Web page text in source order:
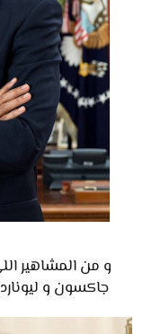
و من المشاهير
جاكسون و